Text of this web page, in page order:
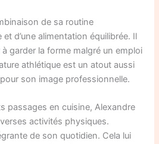
de sa routine
et d’une alimentation équilibrée. Il
garder la forme malgré un emploi
athlétique est un atout aussi
son image professionnelle.
passages en cuisine, Alexandre
activités physiques.
de son quotidien. Cela lui